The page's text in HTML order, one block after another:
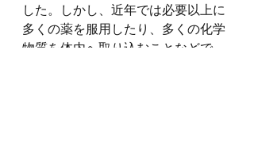
した。しかし、近年では必要以上に
多くの薬を服用したり、多くの化学
物質を体内へ取り込むことなどで、